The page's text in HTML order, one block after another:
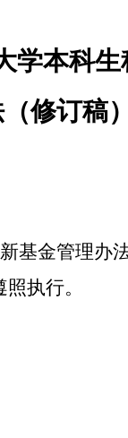
学本科生
修订稿
基金管理办
执行。